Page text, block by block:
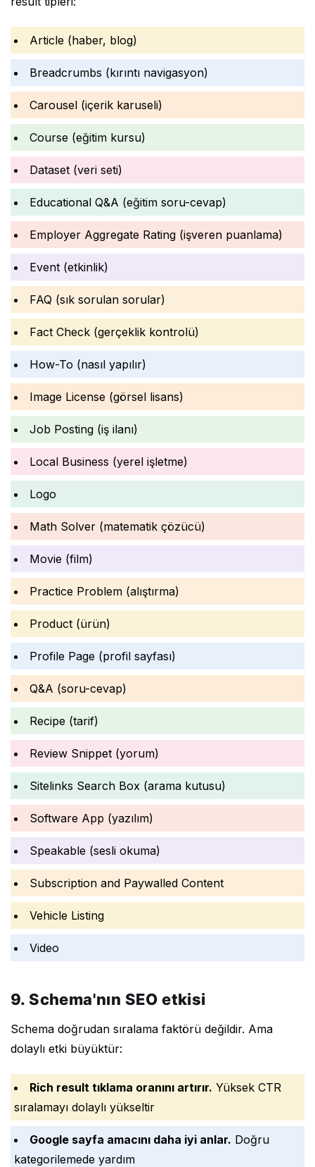
Article (haber, blog)
Breadcrumbs (kırıntı navigasyon)
Carousel (içerik karuseli)
Course (eğitim kursu)
Dataset (veri seti)
Educational Q&A (eğitim soru-cevap)
Employer Aggregate Rating (işveren puanlama)
Event (etkinlik)
FAQ (sık sorulan sorular)
Fact Check (gerçeklik kontrolü)
How-To (nasıl yapılır)
Image License (görsel lisans)
Job Posting (iş ilanı)
Local Business (yerel işletme)
Logo
Math Solver (matematik çözücü)
Movie (film)
Practice Problem (alıştırma)
Product (ürün)
Profile Page (profil sayfası)
Q&A (soru-cevap)
Recipe (tarif)
Review Snippet (yorum)
Sitelinks Search Box (arama kutusu)
Software App (yazılım)
Speakable (sesli okuma)
Subscription and Paywalled Content
Vehicle Listing
Video
9. Schema'nın SEO etkisi
Schema doğrudan sıralama faktörü değildir. Ama
dolaylı etki büyüktür:
Rich result tıklama oranını artırır. Yüksek CTR
sıralamayı dolaylı yükseltir
Google sayfa amacını daha iyi anlar. Doğru
kategorilemede yardım